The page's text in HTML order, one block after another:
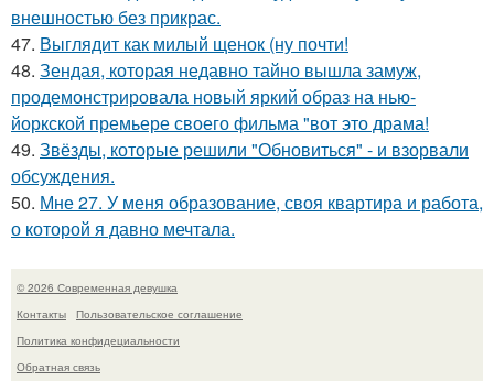
внешностью без прикрас.
47. Выглядит как милый щенок (ну почти!
48. Зендая, которая недавно тайно вышла замуж,
продемонстрировала новый яркий образ на нью-
йоркской премьере своего фильма "вот это драма!
49. Звёзды, которые решили "Обновиться" - и взорвали
обсуждения.
50. Мне 27. У меня образование, своя квартира и работа,
о которой я давно мечтала.
© 2026 Современная девушка
Контакты
Пользовательское соглашение
Политика конфидециальности
Обратная связь